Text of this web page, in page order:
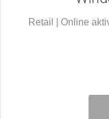
Retail | Online